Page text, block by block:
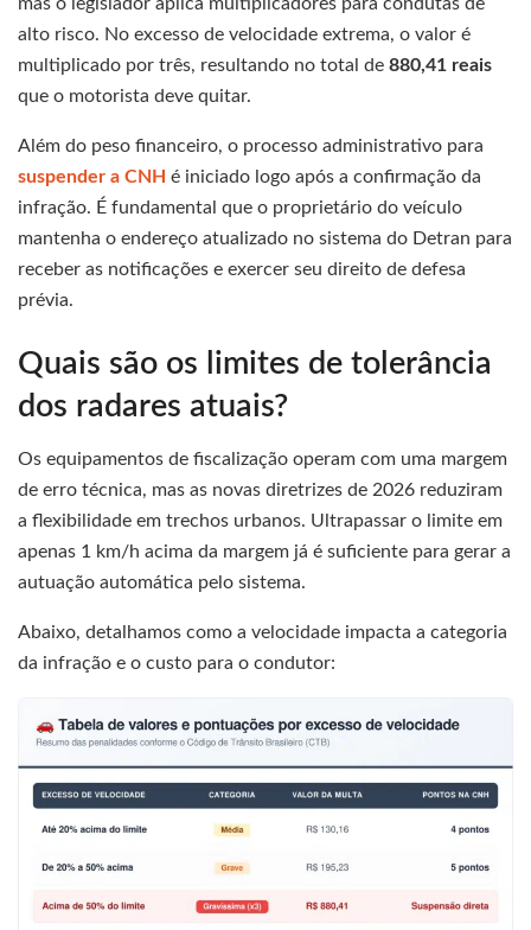
mas o legislador aplica multiplicadores para condutas de
alto risco. No excesso de velocidade extrema, o valor é
multiplicado por três, resultando no total de 880,41 reais
que o motorista deve quitar.
Além do peso financeiro, o processo administrativo para
suspender a CNH é iniciado logo após a confirmação da
infração. É fundamental que o proprietário do veículo
mantenha o endereço atualizado no sistema do Detran para
receber as notificações e exercer seu direito de defesa
prévia.
Quais são os limites de tolerância
dos radares atuais?
Os equipamentos de fiscalização operam com uma margem
de erro técnica, mas as novas diretrizes de 2026 reduziram
a flexibilidade em trechos urbanos. Ultrapassar o limite em
apenas 1 km/h acima da margem já é suficiente para gerar a
autuação automática pelo sistema.
Abaixo, detalhamos como a velocidade impacta a categoria
da infração e o custo para o condutor: